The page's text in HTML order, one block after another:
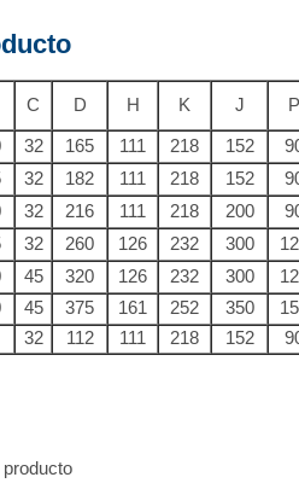
C D H K J P
32 165 111 218 152
32 182 111 218 152
32 216 111 218 200
32 260 126 232 300
45 320 126 232 300
45 375 161 252 350
32 112 111 218 152